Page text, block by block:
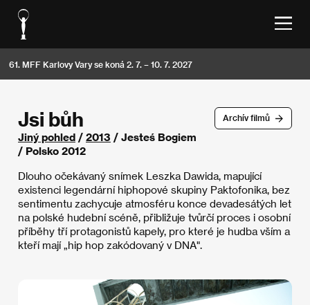
61. MFF Karlovy Vary se koná 2. 7. – 10. 7. 2027
Archív filmů
Jsi bůh
Jiný pohled / 2013 / Jesteś Bogiem
/ Polsko 2012
Dlouho očekávaný snímek Leszka Dawida, mapující
existenci legendární hiphopové skupiny Paktofonika, bez
sentimentu zachycuje atmosféru konce devadesátých let
na polské hudební scéně, přibližuje tvůrčí proces i osobní
příběhy tří protagonistů kapely, pro které je hudba vším a
kteří mají „hip hop zakódovaný v DNA".